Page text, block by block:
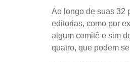
Ao longo de suas 32
editorias, como por
algum comitê e sim
quatro, que podem